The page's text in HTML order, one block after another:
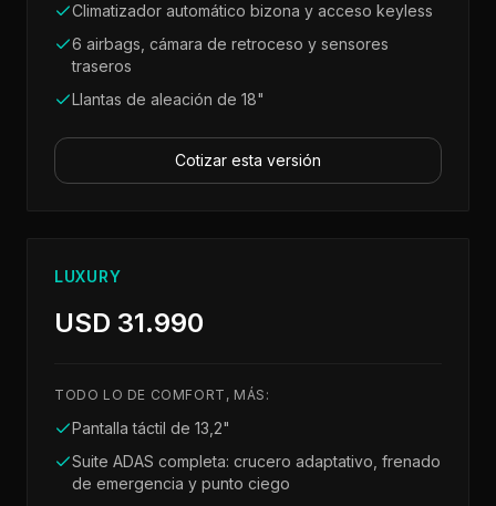
Climatizador automático bizona y acceso keyless
6 airbags, cámara de retroceso y sensores
traseros
Llantas de aleación de 18"
Cotizar esta versión
LUXURY
USD 31.990
TODO LO DE COMFORT , MÁS:
Pantalla táctil de 13,2"
Suite ADAS completa: crucero adaptativo, frenado
de emergencia y punto ciego